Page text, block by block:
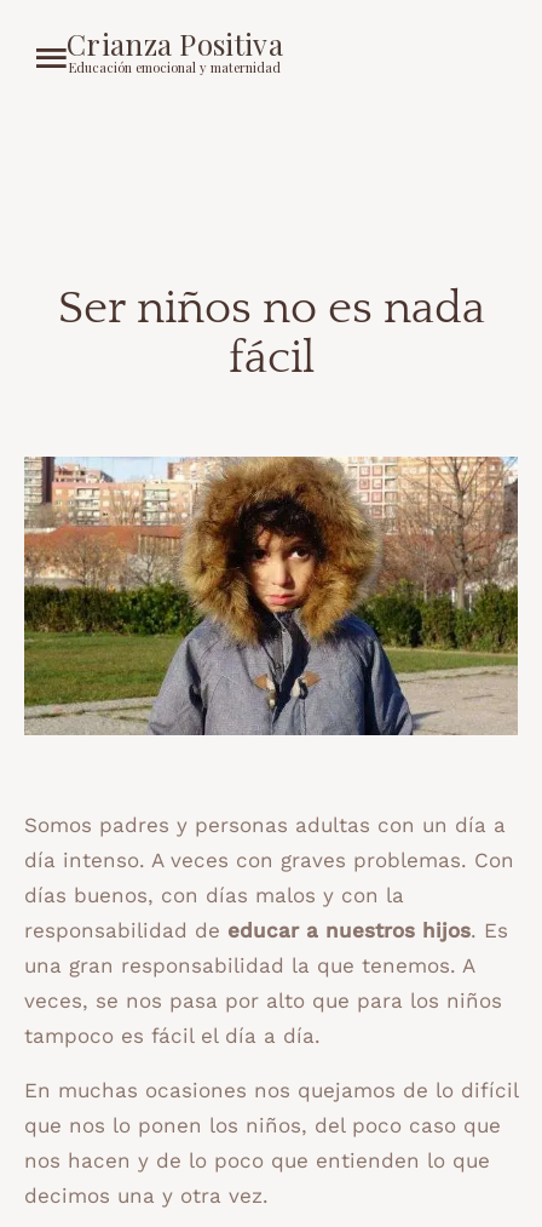
Crianza Positiva
Educación emocional y maternidad
Ser niños no es nada
fácil
Somos padres y personas adultas con un día a
día intenso. A veces con graves problemas. Con
días buenos, con días malos y con la
responsabilidad de educar a nuestros hijos. Es
una gran responsabilidad la que tenemos. A
veces, se nos pasa por alto que para los niños
tampoco es fácil el día a día.
En muchas ocasiones nos quejamos de lo difícil
que nos lo ponen los niños, del poco caso que
nos hacen y de lo poco que entienden lo que
decimos una y otra vez.